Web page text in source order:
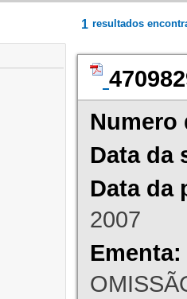
1 resultados
Numero
Data da
Data da
2007
Ementa: